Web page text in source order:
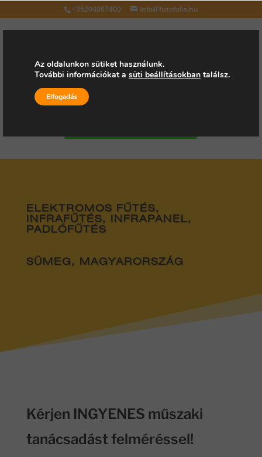
+36204007400 info@futofolia.hu
Válasszon oldalt
ELEKTROMOS FŰTÉS,
INFRAFŰTÉS, INFRAPANEL,
PADLÓFŰTÉS
SÜMEG, MAGYARORSZÁG
Kérjen INGYENES műszaki
tanácsadást felméréssel!
Az oldalunkon sütiket használunk.
További információkat a süti beállításokban találsz.
Elfogadás